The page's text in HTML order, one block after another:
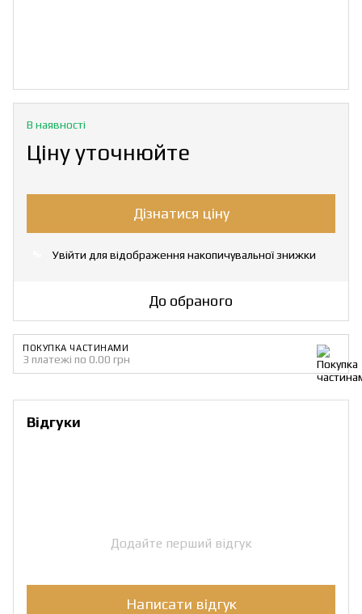
В наявності
Ціну уточнюйте
Дізнатися ціну
Увійти для відображення накопичувальної знижки
До обраного
ПОКУПКА ЧАСТИНАМИ
3 платежі по 0.00 грн
Відгуки
Додайте перший відгук
Написати відгук